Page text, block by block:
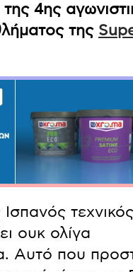
της 4ης
της
τεχνικός
ουκ ολίγα
Αυτό που